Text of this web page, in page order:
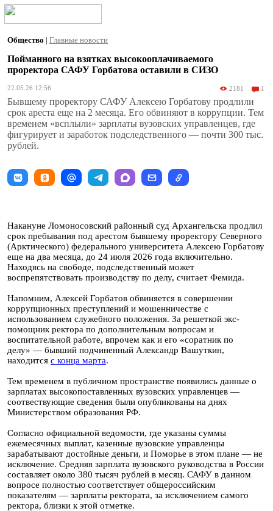
Общество | Главные новости
Пойманного на взятках высокооплачиваемого
проректора САФУ Горбатова оставили в СИЗО
22.05.26 12:56 2181 1
Бывшему проректору САФУ Алексею Горбатову продлили
срок ареста еще на 2 месяца. Его обвиняют в коррупции. Тем
временем «всплыли» зарплаты вузовских управленцев, где
фигурирует и заработок подследственного — почти 300 тыс.
рублей.
Накануне Ломоносовский районный суд Архангельска продлил
срок пребывания под арестом бывшему проректору Северного
(Арктического) федерального университета Алексею Горбатову
еще на два месяца, до 24 июля 2026 года включительно.
Находясь на свободе, подследственный может
воспрепятствовать производству по делу, считает Фемида.
Напомним, Алексей Горбатов обвиняется в совершении
коррупционных преступлений и мошенничестве с
использованием служебного положения. За решеткой экс-
помощник ректора по дополнительным вопросам и
воспитательной работе, впрочем как и его «соратник по
делу» — бывший подчиненный Александр Вашуткин,
находится с конца марта.
Тем временем в публичном пространстве появились данные о
зарплатах высокопоставленных вузовских управленцев —
соотвествующие сведения были опубликованы на днях
Министерством образования РФ.
Согласно официальной ведомости, где указаны суммы
ежемесячных выплат, казенные вузовские управленцы
зарабатывают достойные деньги, и Поморье в этом плане — не
исключение. Средняя зарплата вузовского руководства в России
составляет около 380 тысяч рублей в месяц. САФУ в данном
вопросе полностью соответствует общероссийским
показателям — зарплаты ректората, за исключением самого
ректора, близки к этой отметке.